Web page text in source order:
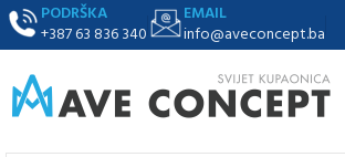
PODRŠKA
+387 63 836 340
EMAIL
info@aveconcept.ba